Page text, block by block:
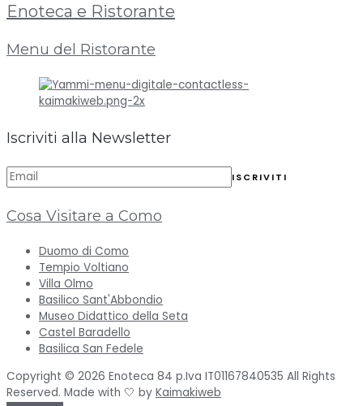
Enoteca e Ristorante
Menu del Ristorante
Iscriviti alla Newsletter
Cosa Visitare a Como
Duomo di Como
Tempio Voltiano
Villa Olmo
Basilico Sant'Abbondio
Museo Didattico della Seta
Castel Baradello
Basilica San Fedele
Copyright © 2026 Enoteca 84 p.Iva IT01167840535 All Rights
Reserved. Made with 🤍 by Kaimakiweb